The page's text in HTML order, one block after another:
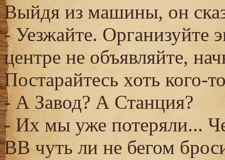
Выйдя из машины, он
- Уезжайте. Организуйте
центре не объявляйте,
Постарайтесь хоть кого-
- А Завод? А Станция?
- Их мы уже потеряли...
ВВ чуть ли не бегом